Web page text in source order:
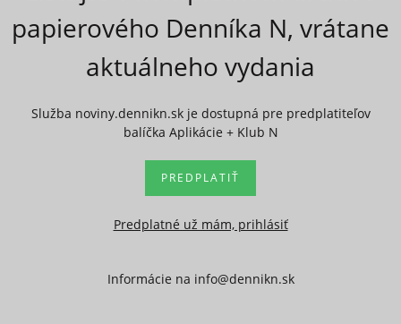
papierového Denníka N, vrátane
aktuálneho vydania
Služba noviny.dennikn.sk je dostupná pre predplatiteľov
balíčka Aplikácie + Klub N
PREDPLATIŤ
Predplatné už mám, prihlásiť
Informácie na info@dennikn.sk